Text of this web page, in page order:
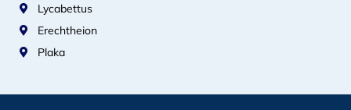
Lycabettus
Erechtheion
Plaka